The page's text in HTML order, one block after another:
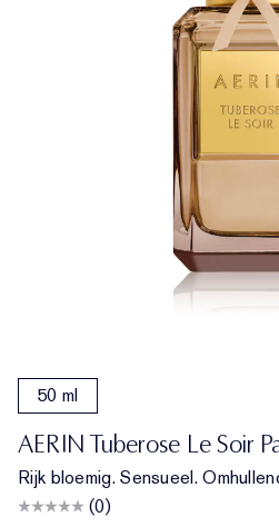
50 ml
AERIN Tuberose Le Soir
Rijk bloemig. Sensueel.
(0)